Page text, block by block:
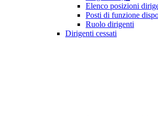
Elenco posizioni
Posti di funzione
Ruolo dirigenti
Dirigenti cessati